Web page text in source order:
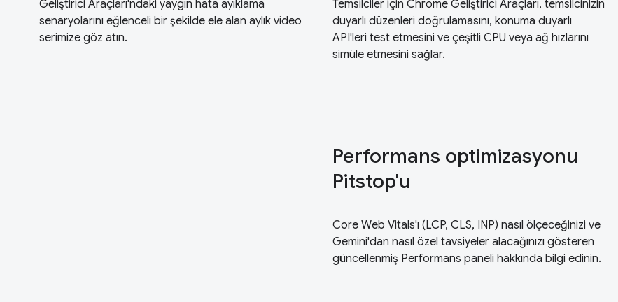
Geliştirici Araçları'ndaki yaygın hata ayıklama
senaryolarını eğlenceli bir şekilde ele alan aylık video
serimize göz atın.
Temsilciler için Chrome Geliştirici Araçları, temsilcinizin
duyarlı düzenleri doğrulamasını, konuma duyarlı
API'leri test etmesini ve çeşitli CPU veya ağ hızlarını
simüle etmesini sağlar.
Performans optimizasyonu
Pitstop'u
Core Web Vitals'ı (LCP, CLS, INP) nasıl ölçeceğinizi ve
Gemini'dan nasıl özel tavsiyeler alacağınızı gösteren
güncellenmiş Performans paneli hakkında bilgi edinin.